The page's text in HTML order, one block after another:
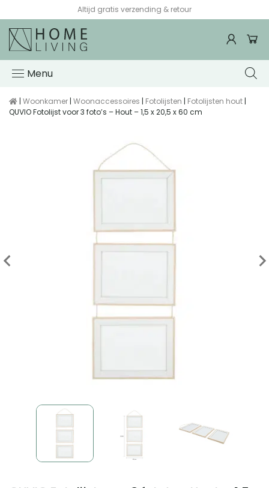
Altijd gratis verzending & retour
Menu
| Woonkamer | Woonaccessoires | Fotolijsten | Fotolijsten hout |
QUVIO Fotolijst voor 3 foto’s – Hout – 1,5 x 20,5 x 60 cm